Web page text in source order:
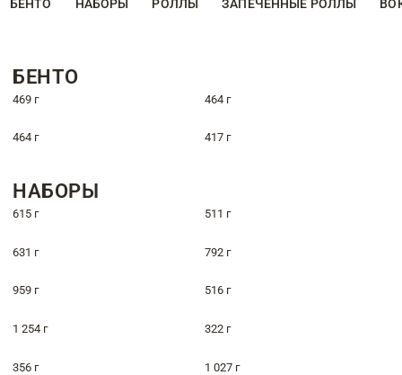
БЕНТО НАБОРЫ РОЛЛЫ ЗАПЕЧЁННЫЕ РОЛЛЫ
БЕНТО
469 г 464 г
464 г 417 г
НАБОРЫ
615 г 511 г
631 г 792 г
959 г 516 г
1 254 г 322 г
356 г 1 027 г